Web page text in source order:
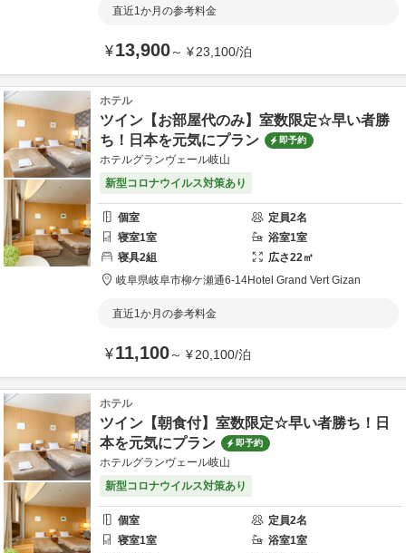
直近1か月の参考料金
¥13,900～ ¥23,100/泊
ホテル
ツイン【お部屋代のみ】室数限定☆早い者勝
ち！日本を元気にプラン
即予約
ホテルグランヴェール岐山
新型コロナウイルス対策あり
個室 定員2名
寝室1室 浴室1室
寝具2組 広さ22㎡
岐阜県岐阜市柳ケ瀬通6-14Hotel Grand Vert Gizan
直近1か月の参考料金
¥11,100～ ¥20,100/泊
ホテル
ツイン【朝食付】室数限定☆早い者勝ち！日
本を元気にプラン
即予約
ホテルグランヴェール岐山
新型コロナウイルス対策あり
個室 定員2名
寝室1室 浴室1室